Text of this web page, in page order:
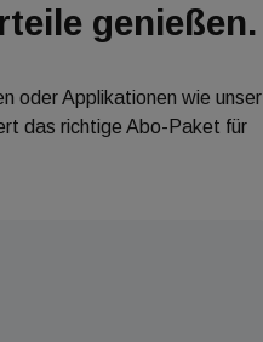
genießen.
oder Applikationen wie unser
das richtige Abo-Paket für